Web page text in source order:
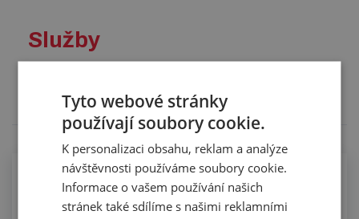
Služby
objednávky.
Kompletace hadic koncovkami pomocí
Tyto webové stránky
používají soubory cookie.
K personalizaci obsahu, reklam a analýze
návštěvnosti používáme soubory cookie.
Informace o vašem používání našich
stránek také sdílíme s našimi reklamními